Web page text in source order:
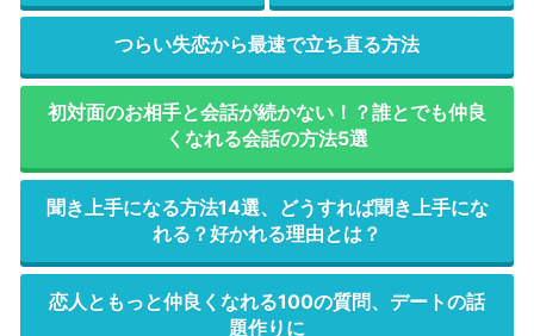
つらい失恋から最速で立ち直る方法
初対面のお相手と会話が続かない！？誰とでも仲良
くなれる会話の方法5選
聞き上手になる方法14選、どうすれば聞き上手にな
れる？好かれる理由とは？
恋人ともっと仲良くなれる100の質問、デートの話
題作りに